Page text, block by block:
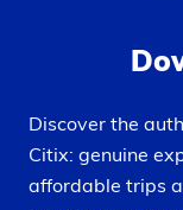
La empresa no
materiales,
Exclusión de
Cambios de
En tours
Discover the
Citix: genuine
affordable trips